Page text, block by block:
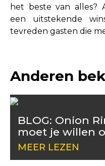
het beste van alles?
een uitstekende
tevreden gasten die
Anderen
BLOG: Onion
moet je willen
MEER LEZEN